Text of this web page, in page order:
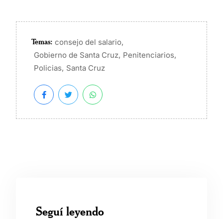
Temas: consejo del salario,
Gobierno de Santa Cruz, Penitenciarios,
Policias, Santa Cruz
Seguí leyendo